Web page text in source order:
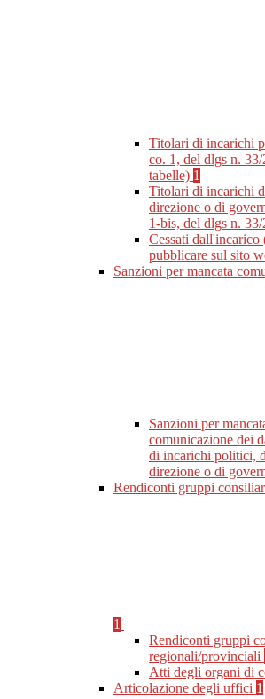
Titolari di incarichi
co. 1, del dlgs n.
tabelle) 1
Titolari di incarichi
direzione o di
1-bis, del dlgs n.
Cessati dall'incarico
pubblicare sul sito
Sanzioni per mancata
Sanzioni per
comunicazione dei
di incarichi politici,
direzione o di
Rendiconti gruppi
1
Rendiconti gruppi
regionali/provinciali
Atti degli organi di
Articolazione degli uffici 1